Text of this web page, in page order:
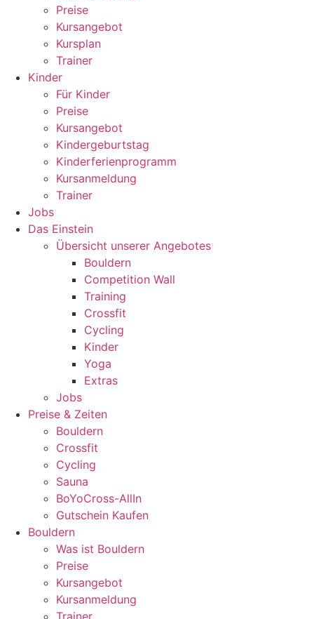
Preise
Kursangebot
Kursplan
Trainer
Kinder
Für Kinder
Preise
Kursangebot
Kindergeburtstag
Kinderferienprogramm
Kursanmeldung
Trainer
Jobs
Das Einstein
Übersicht unserer Angebotes
Bouldern
Competition Wall
Training
Crossfit
Cycling
Kinder
Yoga
Extras
Jobs
Preise & Zeiten
Bouldern
Crossfit
Cycling
Sauna
BoYoCross-AllIn
Gutschein Kaufen
Bouldern
Was ist Bouldern
Preise
Kursangebot
Kursanmeldung
Trainer